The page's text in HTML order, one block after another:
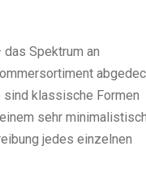
Spektrum an
sind klassische Formen
sehr
jedes einzelnen